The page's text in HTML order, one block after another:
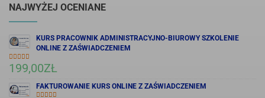
NAJWYŻEJ OCENIANE
KURS PRACOWNIK ADMINISTRACYJNO-BIUROWY SZKOLENIE
ONLINE Z ZAŚWIADCZENIEM
OCENIONO
5.00 NA 5
199,00ZŁ
FAKTUROWANIE KURS ONLINE Z ZAŚWIADCZENIEM